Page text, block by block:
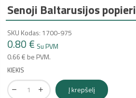
Senoji Baltarusijos
SKU Kodas: 1700-975
0.80 € Su PVM
0.66 € be PVM.
KIEKIS
Į krepšelį